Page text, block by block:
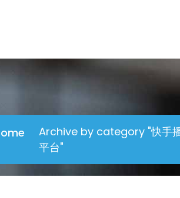
Archive by category "快手
平台"